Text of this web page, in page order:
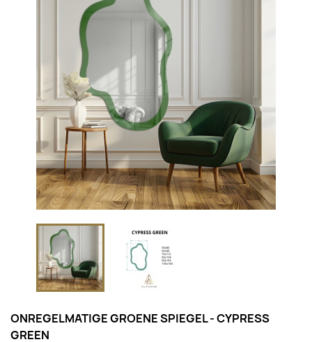
ONREGELMATIGE GROENE SPIEGEL - CYPRESS
GREEN